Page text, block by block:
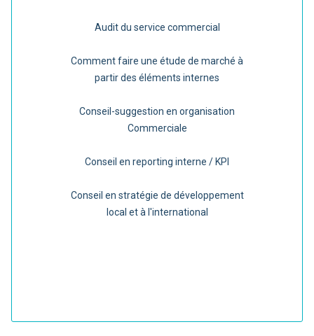
Audit du service commercial
Comment faire une étude de marché à
partir des éléments internes
Conseil-suggestion en organisation
Commerciale
Conseil en reporting interne / KPI
Conseil en stratégie de développement
local et à l'international